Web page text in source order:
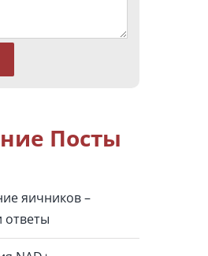
Посты
яичников –
ответы